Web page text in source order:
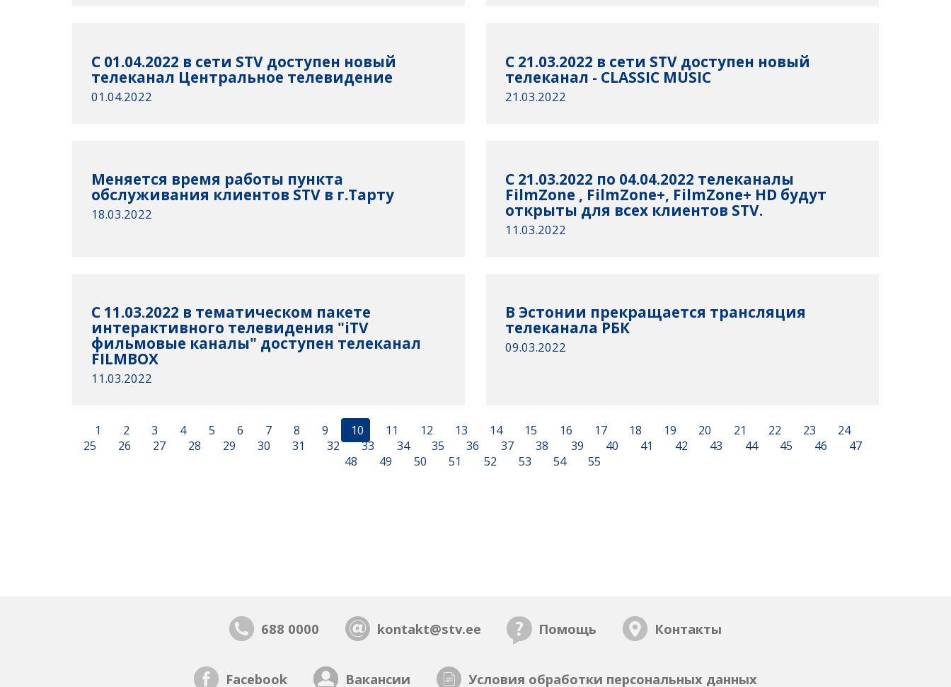
С 01.04.2022 в сети STV доступен новый
телеканал Центральное телевидение
01.04.2022
С 21.03.2022 в сети STV доступен новый
телеканал - CLASSIC MUSIC
21.03.2022
Mеняется время работы пункта
обслуживания клиентов STV в г.Тарту
18.03.2022
С 21.03.2022 по 04.04.2022 телеканалы
FilmZone , FilmZone+, FilmZone+ HD будут
открыты для всех клиентов STV.
11.03.2022
С 11.03.2022 в тематическом пакете
интерактивного телевидения "iTV
фильмовые каналы" доступен телеканал
FILMBOX
11.03.2022
В Эстонии прекращается трансляция
телеканала РБК
09.03.2022
1 2 3 4 5 6 7 8 9 10 11 12 13 14 15 16 17 18 19 20 21 22 23
24
25
26 27 28 29 30 31 32 33 34 35 36 37 38 39 40 41 42 43 44 45 46
47
48
49 50 51 52 53 54 55
688 0000 kontakt@stv.ee Помощь Контакты
Facebook Вакансии Условия обработки персональных данных